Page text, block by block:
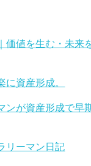
価値を生む・未来
に資産形成。
ンが資産形成で早
リーマン日記